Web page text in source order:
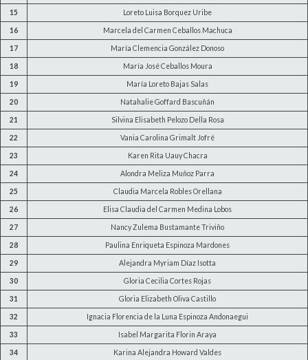
15 Loreto Luisa Borquez Uribe
16 Marcela del Carmen Ceballos Machuca
17 María Clemencia González Donoso
18 María José Ceballos Moura
19 María Loreto Bajas Salas
20 Natahalie Goffard Bascuñán
21 Silvina Elisabeth Pelozo Della Rosa
22 Vania Carolina Grimalt Jofré
23 Karen Rita Uauy Chacra
24 Alondra Meliza Muñoz Parra
25 Claudia Marcela Robles Orellana
26 Elisa Claudia del Carmen Medina Lobos
27 Nancy Zulema Bustamante Triviño
28 Paulina Enriqueta Espinoza Mardones
29 Alejandra Myriam Díaz Isotta
30 Gloria Cecilia Cortes Rojas
31 Gloria Elizabeth Oliva Castillo
32 Ignacia Florencia de la Luna Espinoza Andonaegui
33 Isabel Margarita Florin Araya
34 Karina Alejandra Howard Valdes